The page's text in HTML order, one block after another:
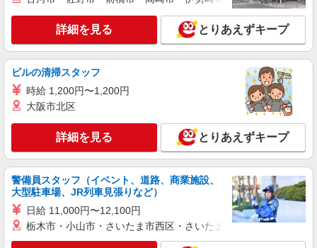
矢場町駅≫高収入！シニア向け高級マンション
職員募集＊.・：゜
時給1500円〜2125円 ＜日払い有/週払い有/交
キープ 詳細を見る
パート 派遣社員
日研トータルソーシング株式会社 メディカルケア事業部/名古屋オフ
ィス
未経験・無資格OKの介護スタッフ
時給1,450円〜1,750円 ★週払いOK（規定あ
り） ※給与幅は経験・能力による
愛知県名古屋市中区 【最寄駅】栄町駅 ★勤務
地は3000ヶ所以上★ 自宅から通いやすいエリアな
詳細を見る とりあえずキープ
ビルの清掃スタッフ
時給 1,200円〜1,200円
大阪市北区
詳細を見る とりあえずキープ
警備員スタッフ（イベント、道路、商業施設、
大型駐車場、JR列車見張りなど）
日給 11,000円〜12,100円
栃木市・小山市・さいたま市西区・さいたま市岩槻区・久喜市・